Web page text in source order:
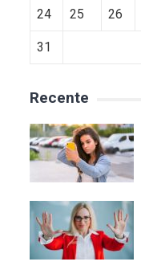
24 25 26
31
Recente